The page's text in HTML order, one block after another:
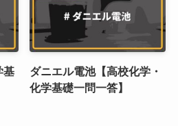
基
ダニエル電池【高校化学・
化学基礎一問一答】